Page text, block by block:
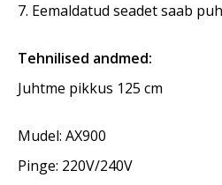
7. Eemaldatud seadet saab
Tehnilised andmed:
Juhtme pikkus 125 cm
Mudel: AX900
Pinge: 220V/240V